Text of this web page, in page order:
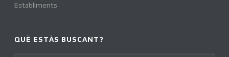
Establiments
QUÈ ESTÀS BUSCANT?